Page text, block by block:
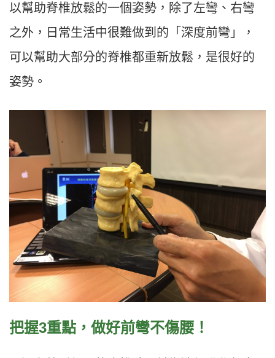
以幫助脊椎放鬆的一個姿勢，除了左彎、右彎
之外，日常生活中很難做到的「深度前彎」，
可以幫助大部分的脊椎都重新放鬆，是很好的
姿勢。
把握3重點，做好前彎不傷腰！